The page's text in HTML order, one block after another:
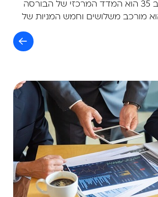
מדד תל אביב 35 הוא המדד המרכזי של הבורסה
מורכב משלושים וחמש המניות של
שווי השוק הגבוה ביותר בבורסה